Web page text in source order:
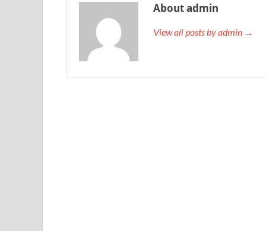
About admin
View all posts by admin →